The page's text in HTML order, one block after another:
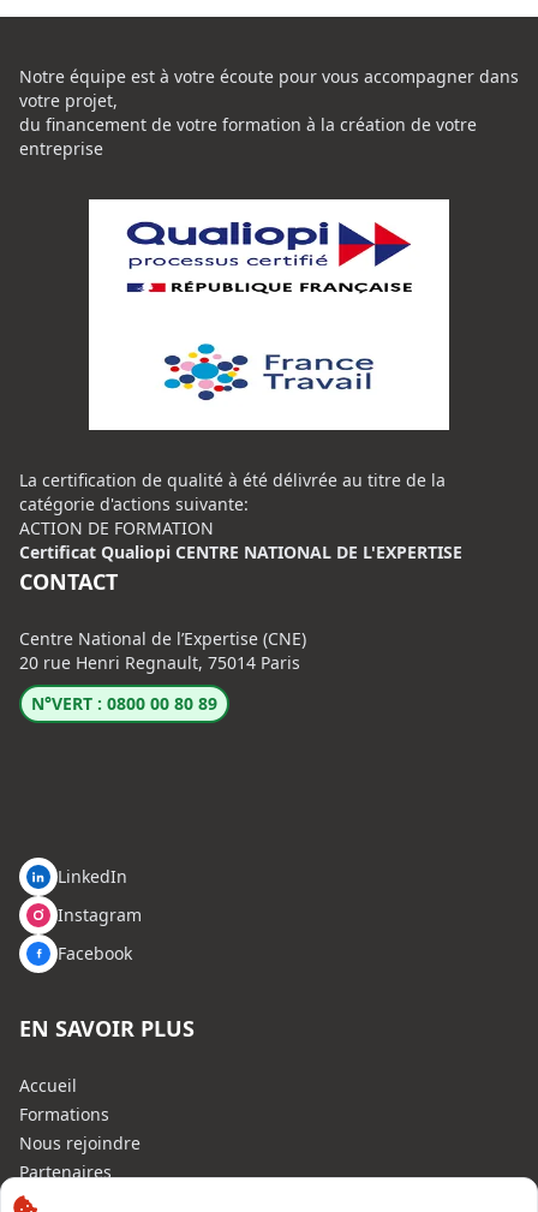
Notre équipe est à votre écoute pour vous accompagner dans
votre projet,
du financement de votre formation à la création de votre
entreprise
La certification de qualité à été délivrée au titre de la
catégorie d'actions suivante:
ACTION DE FORMATION
Certificat Qualiopi CENTRE NATIONAL DE L'EXPERTISE
CONTACT
Centre National de l’Expertise (CNE)
20 rue Henri Regnault, 75014 Paris
N°VERT : 0800 00 80 89
LinkedIn
Instagram
Facebook
EN SAVOIR PLUS
Accueil
Formations
Nous rejoindre
Partenaires
Autres missions